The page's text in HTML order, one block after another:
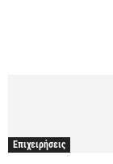
Επιχειρήσεις